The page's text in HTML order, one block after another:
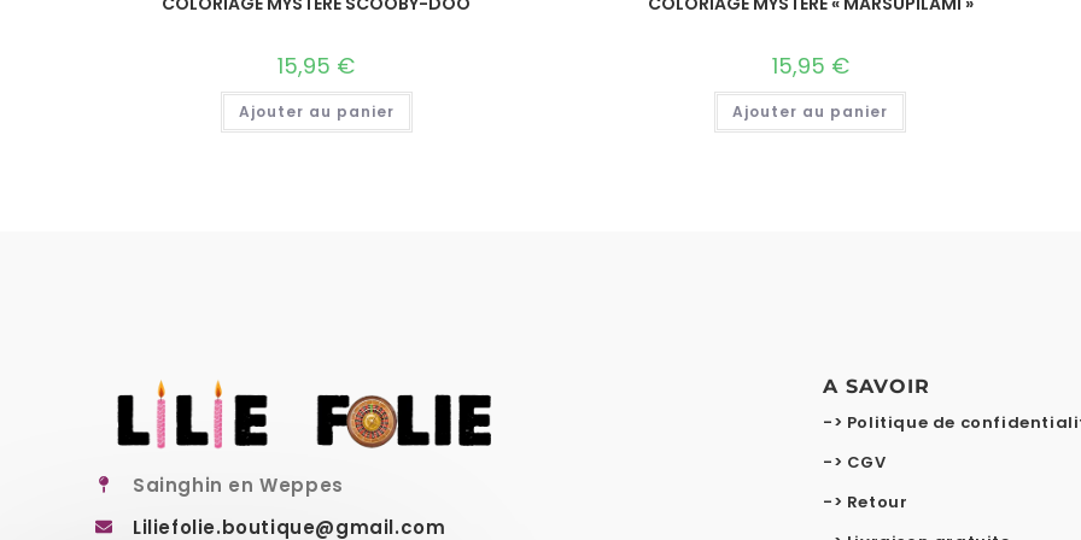
15,95 €
Ajouter au panier
15,95 €
Ajouter au panier
Sainghin en Weppes
Liliefolie.boutique@gmail.com
A SAVOIR
-> Politique de
-> CGV
-> Retour